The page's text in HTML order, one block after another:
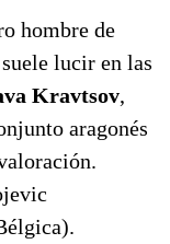
hombre de
lucir en las
Kravtsov,
aragonés